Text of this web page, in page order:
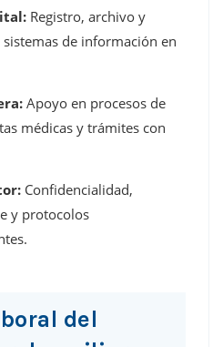
Registro, archivo y
de información en
Apoyo en procesos de
médicas y trámites con
Confidencialidad,
y protocolos
del